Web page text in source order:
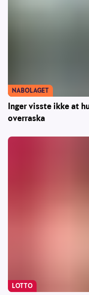
Inger visste ikke at
overraska
NABOLAGET
LOTTO